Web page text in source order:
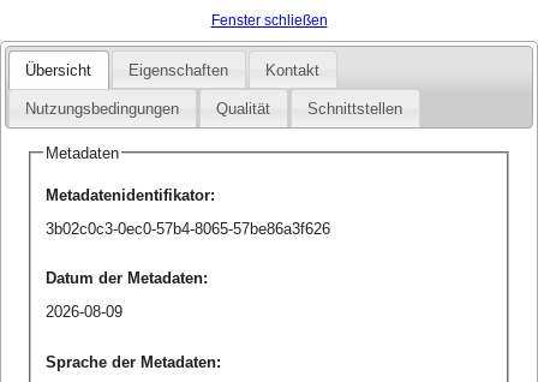
Fenster schließen
Übersicht Eigenschaften Kontakt
Nutzungsbedingungen Qualität Schnittstellen
Metadaten
Metadatenidentifikator:
3b02c0c3-0ec0-57b4-8065-57be86a3f626
Datum der Metadaten:
2026-08-09
Sprache der Metadaten: